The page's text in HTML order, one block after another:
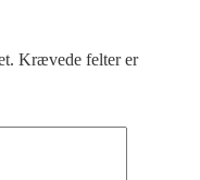
Krævede felter er